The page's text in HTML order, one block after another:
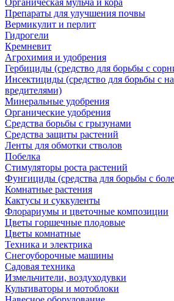
Органическая мульча и кора
Препараты для улучшения почвы
Вермикулит и перлит
Гидрогели
Кремневит
Агрохимия и удобрения
Гербициды (средство для борьбы с
Инсектициды (средство для борьбы с
вредителями)
Минеральные удобрения
Органические удобрения
Средства борьбы с грызунами
Средства защиты растений
Ленты для обмотки стволов
Побелка
Стимуляторы роста растений
Фунгициды (средства для борьбы с
Комнатные растения
Кактусы и суккуленты
Флорариумы и цветочные композиции
Цветы горшечные плодовые
Цветы комнатные
Техника и электрика
Снегоуборочные машины
Садовая техника
Измельчители, воздуходувки
Культиваторы и мотоблоки